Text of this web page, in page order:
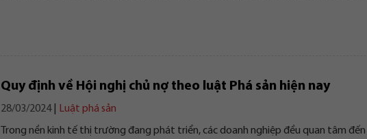
Quy định về Hội nghị chủ nợ theo luật Phá sản hiện nay
28/03/2024
Luật phá sản
Trong nền kinh tế thị trường đang phát triển, các doanh nghiệp đều quan tâm